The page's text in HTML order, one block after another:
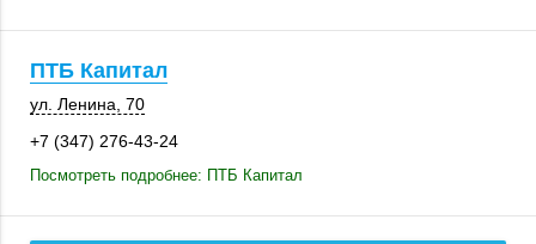
ПТБ Капитал
ул. Ленина, 70
+7 (347) 276-43-24
Посмотреть подробнее: ПТБ Капитал